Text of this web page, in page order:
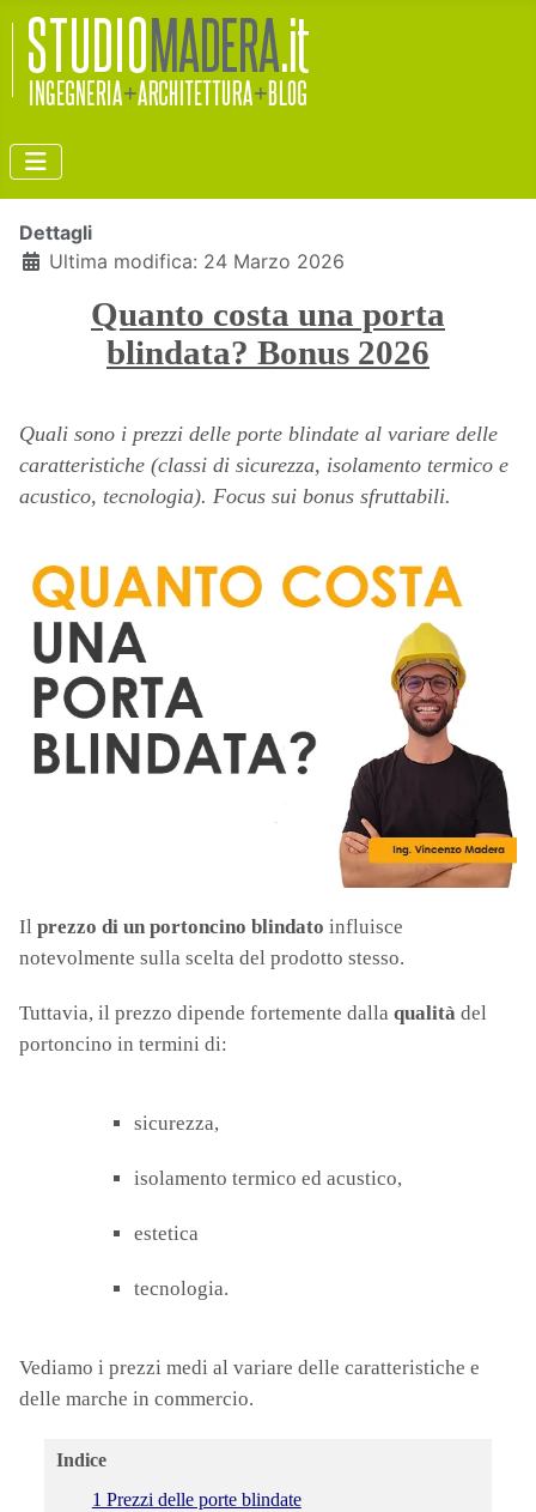
Dettagli
Ultima modifica: 24 Marzo 2026
Quanto costa una porta
blindata? Bonus 2026
Quali sono i prezzi delle porte blindate al variare delle
caratteristiche (classi di sicurezza, isolamento termico e
acustico, tecnologia). Focus sui bonus sfruttabili.
Il prezzo di un portoncino blindato influisce
notevolmente sulla scelta del prodotto stesso.
Tuttavia, il prezzo dipende fortemente dalla qualità del
portoncino in termini di:
sicurezza,
isolamento termico ed acustico,
estetica
tecnologia.
Vediamo i prezzi medi al variare delle caratteristiche e
delle marche in commercio.
Indice
1 Prezzi delle porte blindate